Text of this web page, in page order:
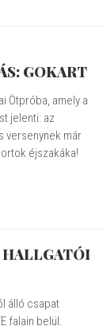
GOKART
Ötpróba, amely a
jelenti: az
versenynek már
éjszakáka!
HALLGATÓI
álló csapat
falain belül.